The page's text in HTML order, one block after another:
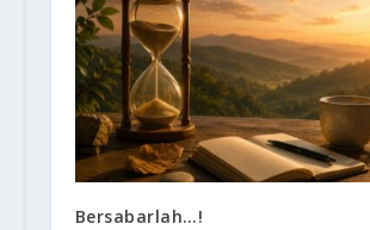
Bersabarlah…!